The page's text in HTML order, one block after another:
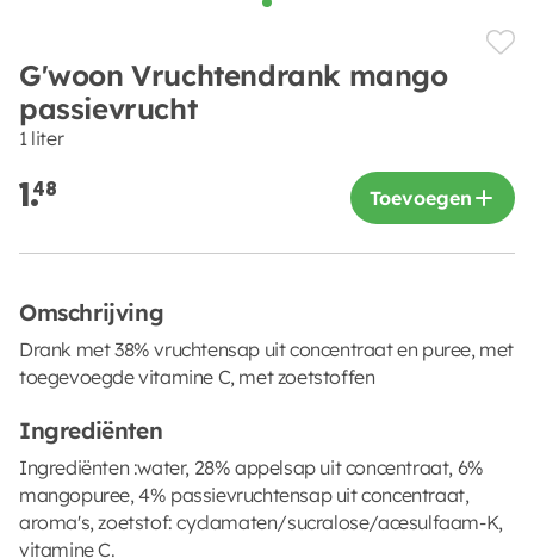
G'woon Vruchtendrank mango
passievrucht
1 liter
1.48 Toevoegen
Omschrijving
Drank met 38% vruchtensap uit concentraat en puree, met
toegevoegde vitamine C, met zoetstoffen
Ingrediënten
Ingrediënten :water, 28% appelsap uit concentraat, 6%
mangopuree, 4% passievruchtensap uit concentraat,
aroma's, zoetstof: cyclamaten/sucralose/acesulfaam-K,
vitamine C.